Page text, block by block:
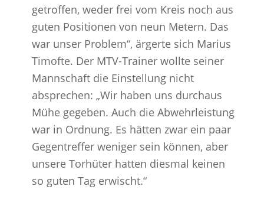
getroffen, weder frei vom Kreis noch aus
guten Positionen von neun Metern. Das
war unser Problem“, ärgerte sich Marius
Timofte. Der MTV-Trainer wollte seiner
Mannschaft die Einstellung nicht
absprechen: „Wir haben uns durchaus
Mühe gegeben. Auch die Abwehrleistung
war in Ordnung. Es hätten zwar ein paar
Gegentreffer weniger sein können, aber
unsere Torhüter hatten diesmal keinen
so guten Tag erwischt.“